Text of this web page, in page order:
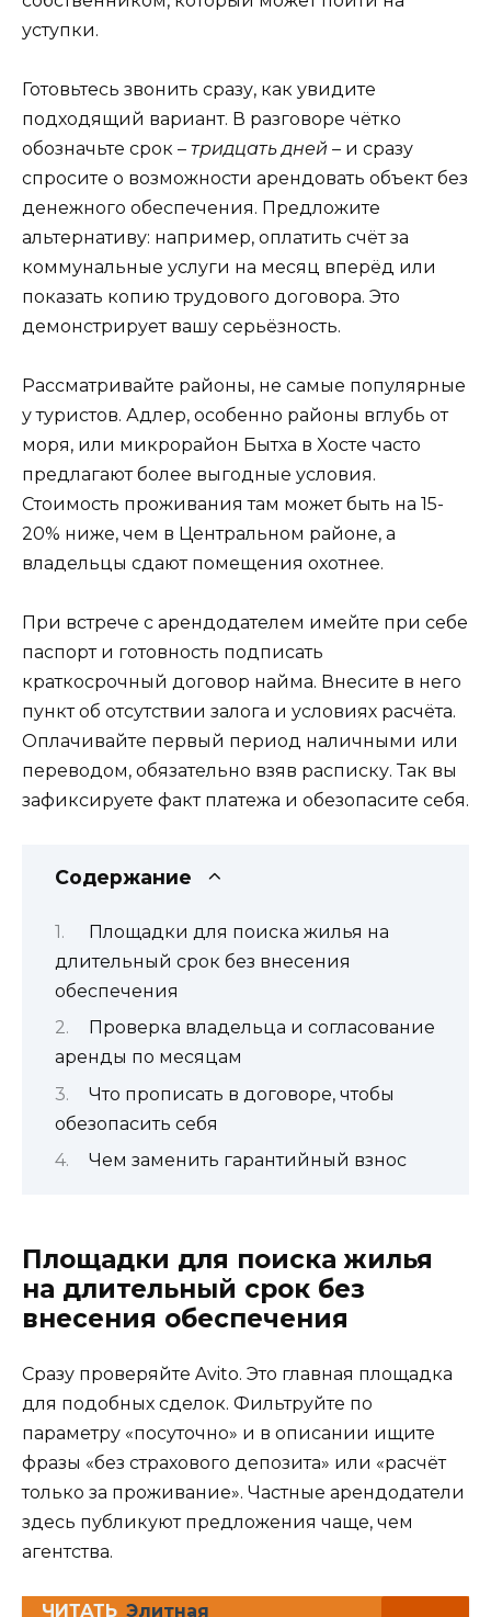
уступки.
Готовьтесь звонить сразу, как увидите
подходящий вариант. В разговоре чётко
обозначьте срок – тридцать дней – и сразу
спросите о возможности арендовать объект без
денежного обеспечения. Предложите
альтернативу: например, оплатить счёт за
коммунальные услуги на месяц вперёд или
показать копию трудового договора. Это
демонстрирует вашу серьёзность.
Рассматривайте районы, не самые популярные
у туристов. Адлер, особенно районы вглубь от
моря, или микрорайон Бытха в Хосте часто
предлагают более выгодные условия.
Стоимость проживания там может быть на 15-
20% ниже, чем в Центральном районе, а
владельцы сдают помещения охотнее.
При встрече с арендодателем имейте при себе
паспорт и готовность подписать
краткосрочный договор найма. Внесите в него
пункт об отсутствии залога и условиях расчёта.
Оплачивайте первый период наличными или
переводом, обязательно взяв расписку. Так вы
зафиксируете факт платежа и обезопасите себя.
Содержание
Площадки для поиска жилья на
длительный срок без внесения
обеспечения
Проверка владельца и согласование
аренды по месяцам
Что прописать в договоре, чтобы
обезопасить себя
Чем заменить гарантийный взнос
Площадки для поиска жилья
на длительный срок без
внесения обеспечения
Сразу проверяйте Avito. Это главная площадка
для подобных сделок. Фильтруйте по
параметру «посуточно» и в описании ищите
фразы «без страхового депозита» или «расчёт
только за проживание». Частные арендодатели
здесь публикуют предложения чаще, чем
агентства.
ЧИТАТЬ Элитная